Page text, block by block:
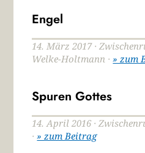
Engel
14. März 2017 ·
Welke-Holtmann ·» zum
Spuren Gottes
14. April 2016 ·
·» zum Beitrag